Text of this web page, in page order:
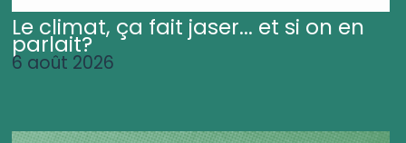
Le climat, ça fait jaser... et si on en
parlait?
6 août 2026